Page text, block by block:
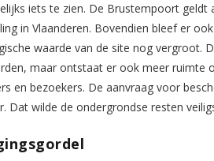
iets te zien. De Brustempoort geldt
in Vlaanderen. Bovendien bleef er
waarde van de site nog vergroot.
maar ontstaat er ook meer ruimte
en bezoekers. De aanvraag voor
Dat wilde de ondergrondse resten